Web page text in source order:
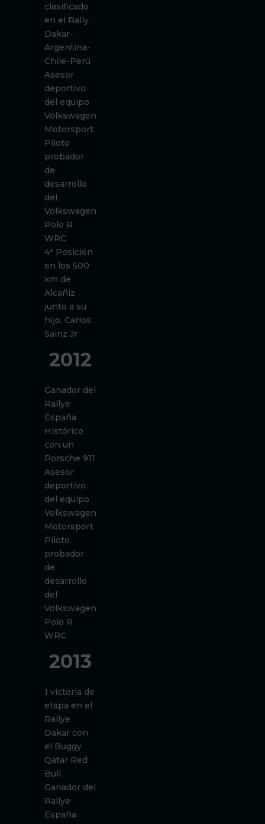
clasificado
en el Rally
Dakar-
Argentina-
Chile-Perú
Asesor
deportivo
del equipo
Volkswagen
Motorsport
Piloto
probador
de
desarrollo
del
Volkswagen
Polo R
WRC
4ª Posición
en los 500
km de
Alcañiz
junto a su
hijo, Carlos
Sainz Jr
2012
Ganador del
Rallye
España
Histórico
con un
Porsche 911
Asesor
deportivo
del equipo
Volkswagen
Motorsport
Piloto
probador
de
desarrollo
del
Volkswagen
Polo R
WRC
2013
1 victoria de
etapa en el
Rallye
Dakar con
el Buggy
Qatar Red
Bull
Ganador del
Rallye
España